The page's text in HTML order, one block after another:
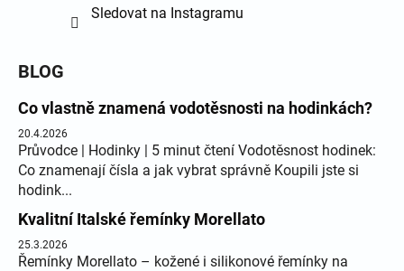
Sledovat na Instagramu
BLOG
Co vlastně znamená vodotěsnosti na hodinkách?
20.4.2026
Průvodce | Hodinky | 5 minut čtení Vodotěsnost hodinek:
Co znamenají čísla a jak vybrat správně Koupili jste si
hodink...
Kvalitní Italské řemínky Morellato
25.3.2026
Řemínky Morellato – kožené i silikonové řemínky na